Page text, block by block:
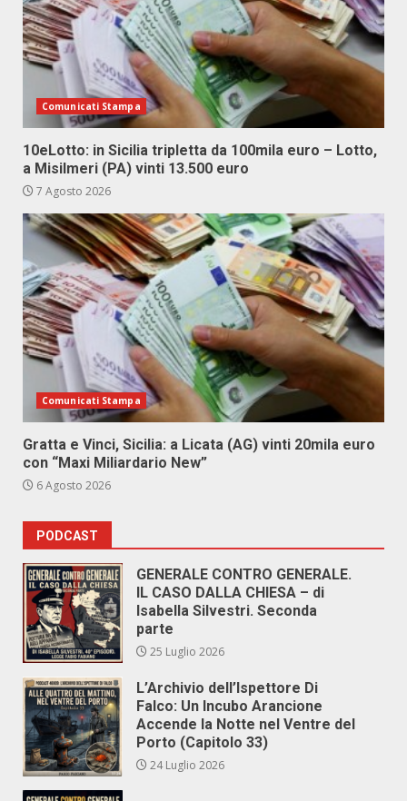
Comunicati Stampa
10eLotto: in Sicilia tripletta da 100mila euro – Lotto,
a Misilmeri (PA) vinti 13.500 euro
7 Agosto 2026
Comunicati Stampa
Gratta e Vinci, Sicilia: a Licata (AG) vinti 20mila euro
con “Maxi Miliardario New”
6 Agosto 2026
PODCAST
GENERALE CONTRO GENERALE.
IL CASO DALLA CHIESA – di
Isabella Silvestri. Seconda
parte
25 Luglio 2026
L’Archivio dell’Ispettore Di
Falco: Un Incubo Arancione
Accende la Notte nel Ventre del
Porto (Capitolo 33)
24 Luglio 2026